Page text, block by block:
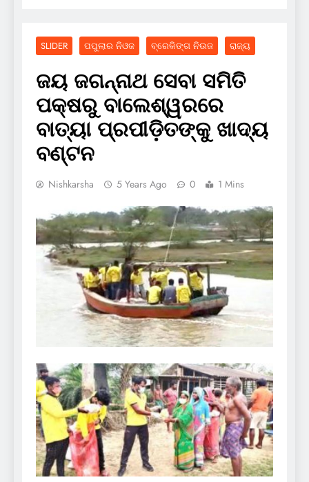
SLIDER ପପୁଲାର ନିଓଜ ବ୍ରେକିଙ୍ଗ ନିଉଜ ରାଜ୍ୟ
ଜୟ ଜଗନ୍ନାଥ ସେବା ସମିତି
ପକ୍ଷରୁ ବାଲେଶ୍ୱରରେ
ବାତ୍ୟା ପ୍ରପୀଡ଼ିତଙ୍କୁ ଖାଦ୍ୟ
ବଣ୍ଟନ
Nishkarsha 5 Years Ago 0 1 Mins